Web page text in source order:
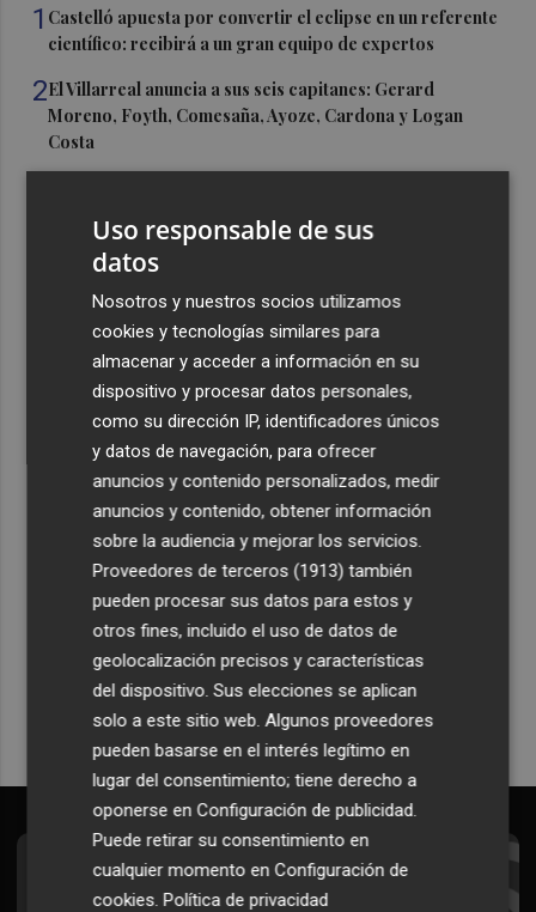
1 Castelló apuesta por convertir el eclipse en un referente
científico: recibirá a un gran equipo de expertos
2El Villarreal anuncia a sus seis capitanes: Gerard
Moreno, Foyth, Comesaña, Ayoze, Cardona y Logan
Costa
San Javier da viabilidad al nuevo contrato del transporte
324 habitaciones
Estos son los estrenos que abren la cartelera en agosto:
de la comedia 'El último mono' a una nueva entrega de
'La Patrulla Canina'
Recibe toda la actualidad de
Plaza Podcast en tu correo
Quiero suscribirme
Suscríbete al Boletín
Uso responsable de sus
datos
Nosotros y nuestros socios utilizamos
cookies y tecnologías similares para
almacenar y acceder a información en su
dispositivo y procesar datos personales,
como su dirección IP, identificadores únicos
y datos de navegación, para ofrecer
anuncios y contenido personalizados, medir
anuncios y contenido, obtener información
sobre la audiencia y mejorar los servicios.
Proveedores de terceros (1913) también
pueden procesar sus datos para estos y
otros fines, incluido el uso de datos de
geolocalización precisos y características
del dispositivo. Sus elecciones se aplican
solo a este sitio web. Algunos proveedores
pueden basarse en el interés legítimo en
lugar del consentimiento; tiene derecho a
oponerse enConfiguración de publicidad.
Puede retirar su consentimiento en
cualquier momento enConfiguración de
cookies.Política de privacidad